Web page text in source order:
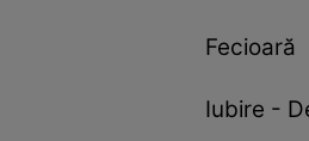
Fecioară
Iubire -